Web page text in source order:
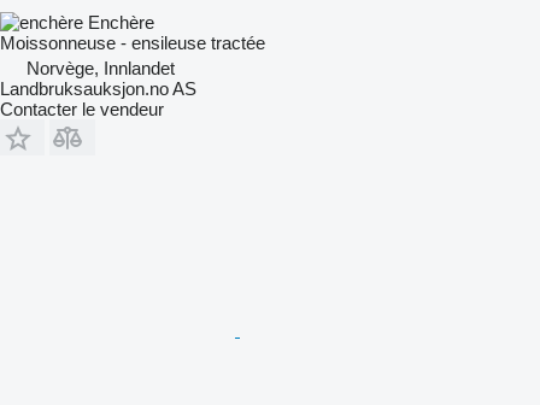
Enchère
Moissonneuse - ensileuse tractée
Norvège, Innlandet
Landbruksauksjon.no AS
Contacter le vendeur